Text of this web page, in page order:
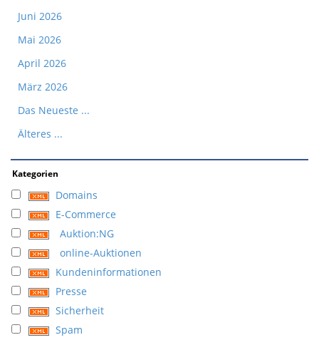
Juni 2026
Mai 2026
April 2026
März 2026
Das Neueste ...
Älteres ...
Kategorien
Domains
E-Commerce
Auktion:NG
online-Auktionen
Kundeninformationen
Presse
Sicherheit
Spam